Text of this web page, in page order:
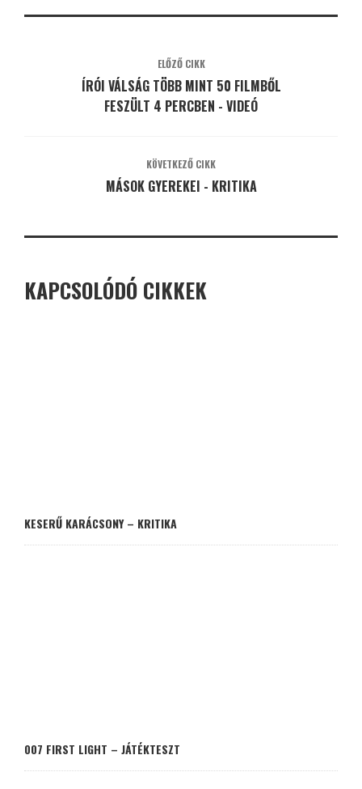
ELŐZŐ CIKK
ÍRÓI VÁLSÁG TÖBB MINT 50 FILMBŐL
FESZÜLT 4 PERCBEN - VIDEÓ
KÖVETKEZŐ CIKK
MÁSOK GYEREKEI - KRITIKA
KAPCSOLÓDÓ CIKKEK
KESERŰ KARÁCSONY – KRITIKA
007 FIRST LIGHT – JÁTÉKTESZT